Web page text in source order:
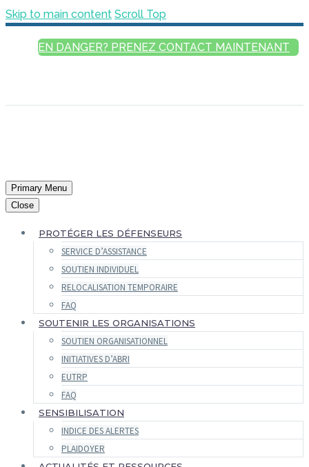
Skip to main content Scroll Top
EN DANGER? PRENEZ CONTACT MAINTENANT
Primary Menu
Close
PROTÉGER LES DÉFENSEURS
SERVICE D’ASSISTANCE
SOUTIEN INDIVIDUEL
RELOCALISATION TEMPORAIRE
FAQ
SOUTENIR LES ORGANISATIONS
SOUTIEN ORGANISATIONNEL
INITIATIVES D’ABRI
EUTRP
FAQ
SENSIBILISATION
INDICE DES ALERTES
PLAIDOYER